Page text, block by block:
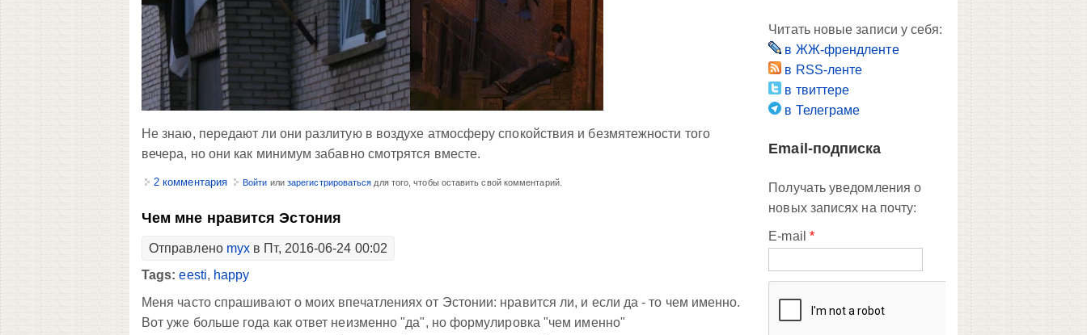
Не знаю, передают ли они разлитую в воздухе атмосферу спокойствия и безмятежности того
вечера, но они как минимум забавно смотрятся вместе.
2 комментария Войти или зарегистрироваться для того, чтобы оставить свой комментарий.
Чем мне нравится Эстония
Отправлено myx в Пт, 2016-06-24 00:02
Tags:eesti, happy
Меня часто спрашивают о моих впечатлениях от Эстонии: нравится ли, и если да - то чем именно.
Вот уже больше года как ответ неизменно "да", но формулировка "чем именно"
Читать новые записи у себя:
в ЖЖ-френдленте
в RSS-ленте
в твиттере
в Телеграме
Email-подписка
Получать уведомления о
новых записях на почту:
E-mail *